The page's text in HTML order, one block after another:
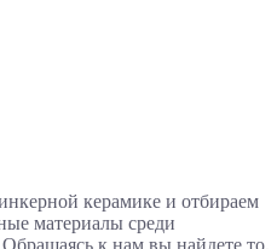
керамике и отбираем
материалы среди
к нам вы найдете то,